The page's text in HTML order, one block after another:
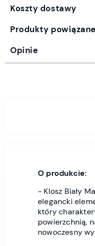
Koszty dostawy
Produkty powiązane
Opinie
O produkcie:
- Klosz Biały
elegancki
który
powierzchnią,
nowoczesny